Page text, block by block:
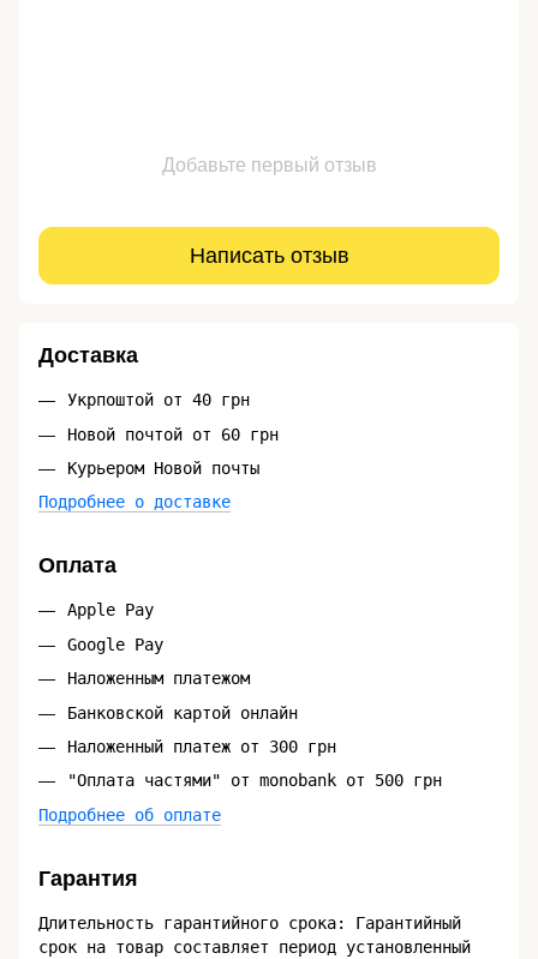
Добавьте первый отзыв
Написать отзыв
Доставка
Укрпоштой от 40 грн
Новой почтой от 60 грн
Курьером Новой почты
Подробнее о доставке
Оплата
Apple Pay
Google Pay
Наложенным платежом
Банковской картой онлайн
Наложенный платеж от 300 грн
"Оплата частями" от monobank от 500 грн
Подробнее об оплате
Гарантия
Длительность гарантийного срока: Гарантийный
срок на товар составляет период установленный